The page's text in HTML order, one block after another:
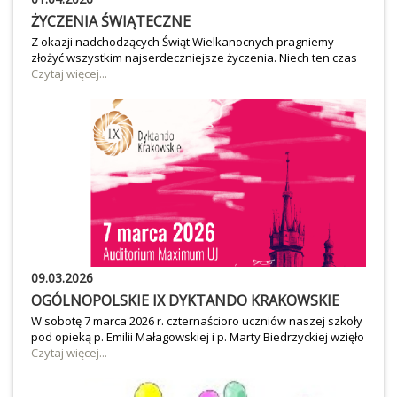
ŻYCZENIA ŚWIĄTECZNE
Z okazji nadchodzących Świąt Wielkanocnych pragniemy
złożyć wszystkim najserdeczniejsze życzenia. Niech ten czas
przyniesie odnowę, spokój oraz radość, a współpraca, którą
wiosenna natura. W tym wyjątkowym czasie Wielkanocy
życzymy, abyś doświadczyli cudu odrodzenia w każdym
aspekcie swojego życia. Niech te święta napełnią Wasze serca
nadzieją i pokojem.
Czytaj więcej...
09.03.2026
OGÓLNOPOLSKIE IX DYKTANDO KRAKOWSKIE
W sobotę 7 marca 2026 r. czternaścioro uczniów naszej szkoły
pod opieką p. Emilii Małagowskiej i p. Marty Biedrzyckiej wzięło
udział w Ogólnopolskim IX Dyktandzie Krakowskim
Jagiellońskiego. W kategorii Junior naszą szkołę
Czytaj więcej...